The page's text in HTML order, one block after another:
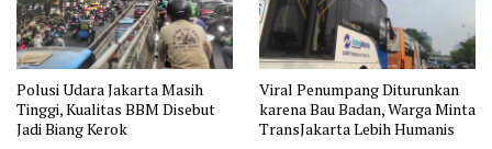
Polusi Udara Jakarta Masih
Tinggi, Kualitas BBM Disebut
Jadi Biang Kerok
Viral Penumpang Diturunkan
karena Bau Badan, Warga Minta
TransJakarta Lebih Humanis